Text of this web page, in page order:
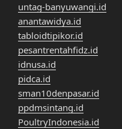
untag-banyuwangi.id
anantawidya.id
tabloidtipikor.id
pesantrentahfidz.id
idnusa.id
pidca.id
sman10denpasar.id
ppdmsintang.id
PoultryIndonesia.id